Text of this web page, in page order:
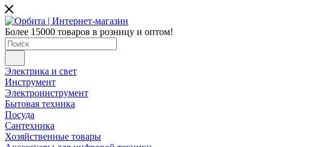
Более 15000 товаров в розницу и оптом!
Электрика и свет
Инструмент
Электроинструмент
Бытовая техника
Посуда
Сантехника
Хозяйственные товары